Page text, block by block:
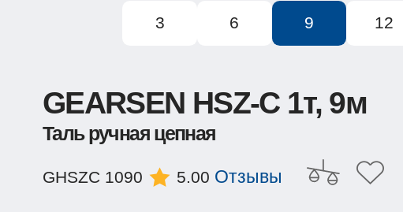
3 6 9 12
Таль ручная цепная
GEARSEN HSZ-C 1т, 9м
GHSZC 1090 5.00 Отзывы